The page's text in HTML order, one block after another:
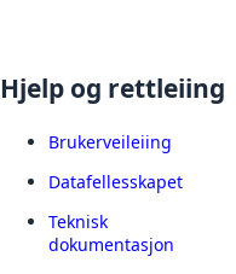
Hjelp og rettleiing
Brukerveileiing
Datafellesskapet
Teknisk
dokumentasjon